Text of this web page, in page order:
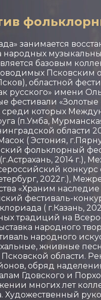
занимается
народных
базовым
Псковским
областной
русского» имени
«Золотые
которых
(п.Умба,
области
( Эстония, г.Пярну,
фольклорный
2014
2022г.),
«Храним
фестиваль-
( г.Казань,
традиций на
народного
народного
жнивные
области.
обряд
Гдовского и
многих лет
Художественный